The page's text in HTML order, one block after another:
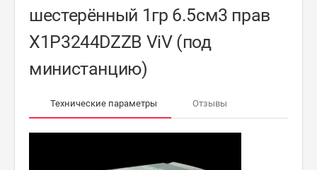
шестерённый 1гр 6.5см3 прав
X1P3244DZZB ViV (под
министанцию)
Технические параметры Отзывы